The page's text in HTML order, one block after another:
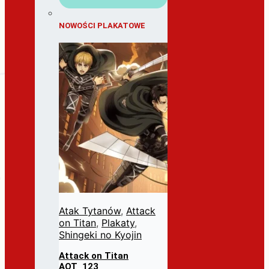
NOWOŚCI PLAKATOWE
Atak Tytanów, Attack
on Titan, Plakaty,
Shingeki no Kyojin
Attack on Titan
AOT_123